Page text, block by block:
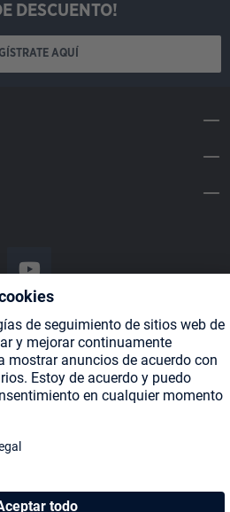
DESCUENTO!
AQUÍ